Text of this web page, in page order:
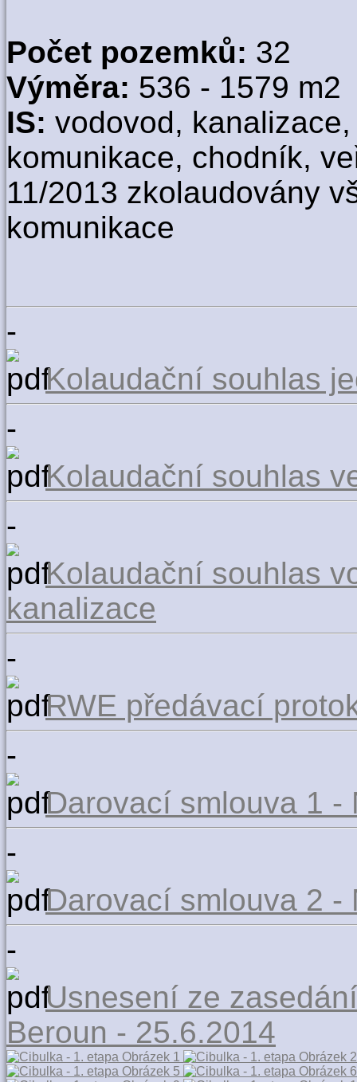
Počet pozemků: 32
Výměra: 536 - 1579 m2
IS: vodovod,
komunikace, chodník,
11/2013 zkolaudovány
komunikace
-
Kolaudační souhlas
-
Kolaudační souhlas
-
Kolaudační souhlas
kanalizace
-
RWE předávací
-
Darovací smlouva 1 -
-
Darovací smlouva 2 -
-
Usnesení ze
Beroun - 25.6.2014